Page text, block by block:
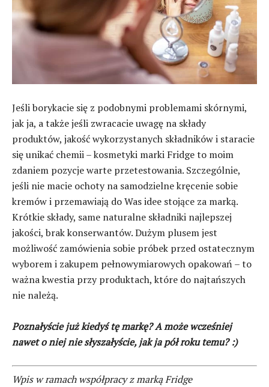
Jeśli borykacie się z podobnymi problemami skórnymi,
jak ja, a także jeśli zwracacie uwagę na składy
produktów, jakość wykorzystanych składników i staracie
się unikać chemii – kosmetyki marki Fridge to moim
zdaniem pozycje warte przetestowania. Szczególnie,
jeśli nie macie ochoty na samodzielne kręcenie sobie
kremów i przemawiają do Was idee stojące za marką.
Krótkie składy, same naturalne składniki najlepszej
jakości, brak konserwantów. Dużym plusem jest
możliwość zamówienia sobie próbek przed ostatecznym
wyborem i zakupem pełnowymiarowych opakowań – to
ważna kwestia przy produktach, które do najtańszych
nie należą.
Poznałyście już kiedyś tę markę? A możewcześniej
nawet o niej nie słyszałyście, jak ja pół roku temu? :)
Wpis w ramach współpracy z marką Fridge